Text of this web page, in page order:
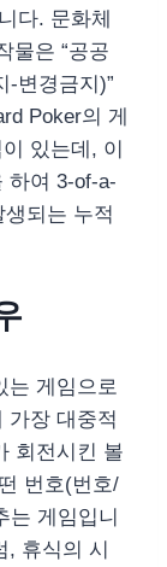
다. 문화체
물은 “공공
-변경금지)”
Poker의 게
있는데, 이
하여 3-of-a-
되는 누적
는 게임으로
가장 대중적
회전시킨 볼
번호(번호/
는 게임입니
, 휴식의 시